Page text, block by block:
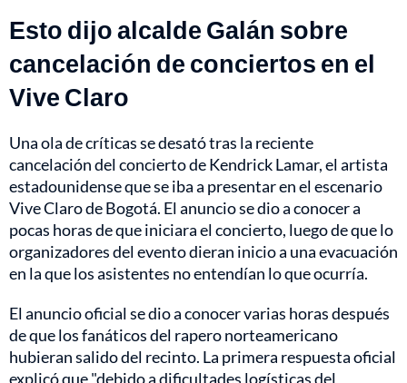
Esto dijo alcalde Galán sobre
cancelación de conciertos en el
Vive Claro
Una ola de críticas se desató tras la reciente
cancelación del concierto de Kendrick Lamar, el artista
estadounidense que se iba a presentar en el escenario
Vive Claro de Bogotá. El anuncio se dio a conocer a
pocas horas de que iniciara el concierto, luego de que lo
organizadores del evento dieran inicio a una evacuación
en la que los asistentes no entendían lo que ocurría.
El anuncio oficial se dio a conocer varias horas después
de que los fanáticos del rapero norteamericano
hubieran salido del recinto. La primera respuesta oficial
explicó que "debido a dificultades logísticas del